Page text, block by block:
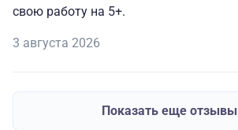
свою работу на 5+.
3 августа 2026
Показать еще отзывы